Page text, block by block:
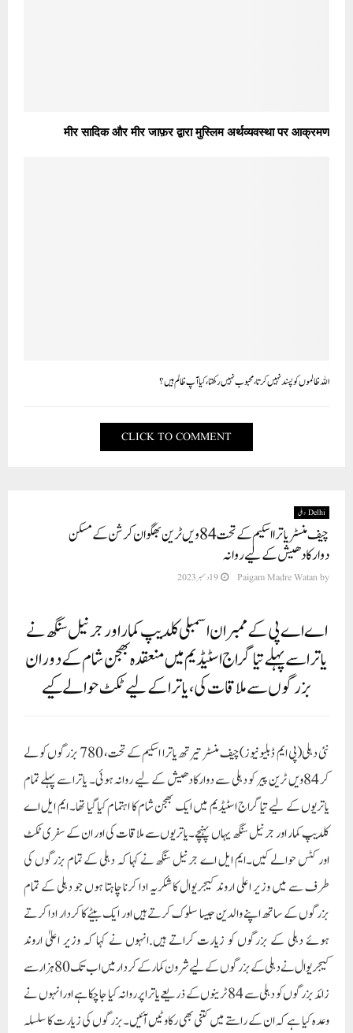
मीर सादिक और मीर जाफ़र द्वारा मुस्लिम अर्थव्यवस्था पर आक्रमण
اللہ ظالموں کو پسند نہیں کرتا، محبوب نہیں رکھتا،کیا آپ ظالم ہیں؟
CLICK TO COMMENT
Delhi دہلی
چیف منسٹر یاترا اسکیم کے تحت 84ویں ٹرین بھگوان کرشن کے مسکن
دوارکادھیش کے لیے روانہ
by
Paigam Madre Watan 19 دسمبر 2023
اے اے پی کے ممبران اسمبلی کلدیپ کمار اور جرنیل سنگھ نے
یاترا سے پہلے تیاگراج اسٹیڈیم میں منعقدہ بھجن شام کے دوران
بزرگوں سے ملاقات کی، یاترا کے لیے ٹکٹ حوالے کیے
نئی دہلی(پی ایم ڈبلیو نیوز)چیف منسٹر تیرتھ یاترا اسکیم کے تحت، 780 بزرگوں کو لے
کر 84ویں ٹرین پیر کو دہلی سے دوارکادھیش کے لیے روانہ ہوئی۔ یاترا سے پہلے تمام
یاتریوں کے لیے تیاگراج اسٹیڈیم میں ایک بھجن شام کا اہتمام کیا گیا تھا۔ ایم ایل اے
کلدیپ کمار اور جرنیل سنگھ یہاں پہنچے۔یاتریوں سے ملاقات کی اور ان کے سفری ٹکٹ
اور کٹس حوالے کیں۔ایم ایل اے جرنیل سنگھ نے کہا کہ دہلی کے تمام بزرگوں کی
طرف سے میں وزیر اعلی اروند کیجریوال کا شکریہ ادا کرنا چاہتا ہوں جو دہلی کے تمام
بزرگوں کے ساتھ اپنے والدین جیسا سلوک کرتے ہیں اور ایک بیٹے کا کردار ادا کرتے
ہوئے دہلی کے بزرگوں کو زیارت کراتے ہیں.انہوں نے کہا کہ وزیر اعلیٰ اروند
کیجریوال نے دہلی کے بزرگوں کے لیے شرون کمار کے کردار میں اب تک 80 ہزار سے
زائد بزرگوں کو دہلی سے 84 ٹرینوں کے ذریعے یاترا پر روانہ کیا جاچکا ہے اور انہوں نے
وعدہ کیا ہے کہ ان کے راستے میں کتنی بھی رکاوٹیں آئیں۔ بزرگوں کی زیارت کا سلسلہ